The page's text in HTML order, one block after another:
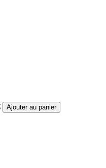
Ajouter au panier